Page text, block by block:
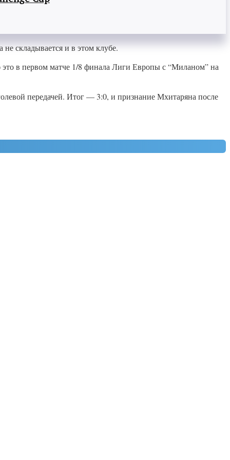
складывается и в этом клубе.
в первом матче 1/8 финала Лиги Европы с “Миланом” на
передачей. Итог — 3:0, и признание Мхитаряна после